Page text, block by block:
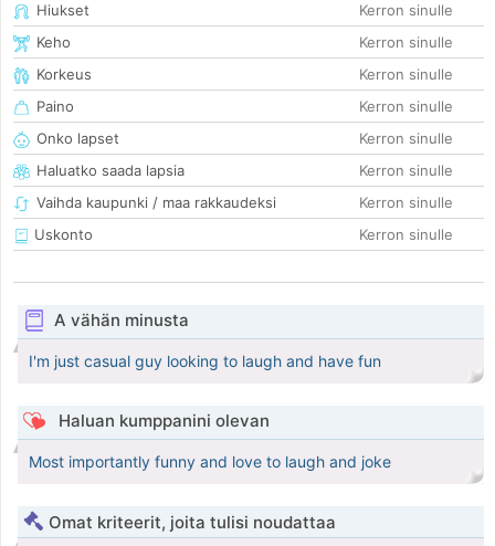
Hiukset
Kerron sinulle
Keho
Kerron sinulle
Korkeus
Kerron sinulle
Paino
Kerron sinulle
Onko lapset
Kerron sinulle
Haluatko saada lapsia
Kerron sinulle
Vaihda kaupunki / maa rakkaudeksi
Kerron sinulle
Uskonto
Kerron sinulle
A vähän minusta
I'm just casual guy looking to laugh and have fun
Haluan kumppanini olevan
Most importantly funny and love to laugh and joke
Omat kriteerit, joita tulisi noudattaa